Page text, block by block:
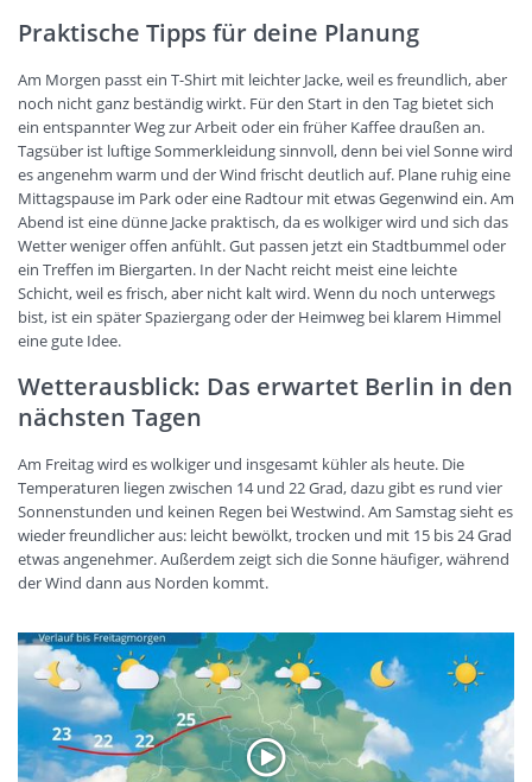
Praktische Tipps für deine Planung
Am Morgen passt ein T-Shirt mit leichter Jacke, weil es freundlich, aber
noch nicht ganz beständig wirkt. Für den Start in den Tag bietet sich
ein entspannter Weg zur Arbeit oder ein früher Kaffee draußen an.
Tagsüber ist luftige Sommerkleidung sinnvoll, denn bei viel Sonne wird
es angenehm warm und der Wind frischt deutlich auf. Plane ruhig eine
Mittagspause im Park oder eine Radtour mit etwas Gegenwind ein. Am
Abend ist eine dünne Jacke praktisch, da es wolkiger wird und sich das
Wetter weniger offen anfühlt. Gut passen jetzt ein Stadtbummel oder
ein Treffen im Biergarten. In der Nacht reicht meist eine leichte
Schicht, weil es frisch, aber nicht kalt wird. Wenn du noch unterwegs
bist, ist ein später Spaziergang oder der Heimweg bei klarem Himmel
eine gute Idee.
Wetterausblick: Das erwartet Berlin in den
nächsten Tagen
Am Freitag wird es wolkiger und insgesamt kühler als heute. Die
Temperaturen liegen zwischen 14 und 22 Grad, dazu gibt es rund vier
Sonnenstunden und keinen Regen bei Westwind. Am Samstag sieht es
wieder freundlicher aus: leicht bewölkt, trocken und mit 15 bis 24 Grad
etwas angenehmer. Außerdem zeigt sich die Sonne häufiger, während
der Wind dann aus Norden kommt.